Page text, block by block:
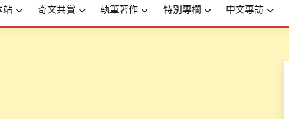
站 奇文共賞 執筆著作 特別專欄 中文專訪